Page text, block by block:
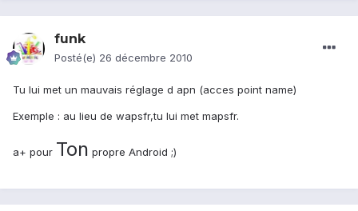
funk
Posté(e) 26 décembre 2010
Tu lui met un mauvais réglage d apn (acces point name)
Exemple : au lieu de wapsfr,tu lui met mapsfr.
a+ pour Ton propre Android ;)